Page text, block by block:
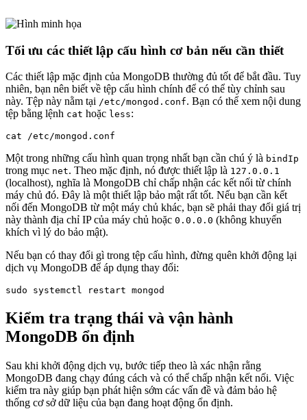
Tối ưu các thiết lập cấu hình cơ bản nếu cần thiết
Các thiết lập mặc định của MongoDB thường đủ tốt để bắt đầu. Tuy
nhiên, bạn nên biết về tệp cấu hình chính để có thể tùy chỉnh sau
này. Tệp này nằm tại /etc/mongod.conf. Bạn có thể xem nội dung
tệp bằng lệnh cat hoặc less:
Một trong những cấu hình quan trọng nhất bạn cần chú ý là bindIp
trong mục net. Theo mặc định, nó được thiết lập là 127.0.0.1
(localhost), nghĩa là MongoDB chỉ chấp nhận các kết nối từ chính
máy chủ đó. Đây là một thiết lập bảo mật rất tốt. Nếu bạn cần kết
nối đến MongoDB từ một máy chủ khác, bạn sẽ phải thay đổi giá trị
này thành địa chỉ IP của máy chủ hoặc 0.0.0.0 (không khuyến
khích vì lý do bảo mật).
Nếu bạn có thay đổi gì trong tệp cấu hình, đừng quên khởi động lại
dịch vụ MongoDB để áp dụng thay đổi:
Kiểm tra trạng thái và vận hành
MongoDB ổn định
Sau khi khởi động dịch vụ, bước tiếp theo là xác nhận rằng
MongoDB đang chạy đúng cách và có thể chấp nhận kết nối. Việc
kiểm tra này giúp bạn phát hiện sớm các vấn đề và đảm bảo hệ
thống cơ sở dữ liệu của bạn đang hoạt động ổn định.